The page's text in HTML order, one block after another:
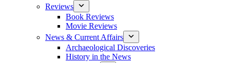
Reviews
Book Reviews
Movie Reviews
News & Current Affairs
Archaeological Discoveries
History in the News